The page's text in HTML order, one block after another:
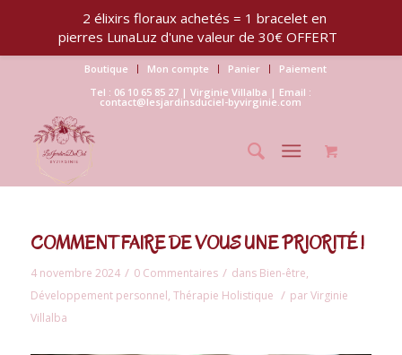
Boutique Mon compte Panier
Paiement
Tel : 06 10 65 85 27 | Virginie Villalba | Email :
contact@lesjardinsduciel-byvirginie.com
COMMENT FAIRE DE VOUS UNE PRIORITÉ !
4 novembre 2024 / 0 Commentaires / dans Bien-être,
Développement personnel, Thérapie Holistique / parVirginie
Villalba
2 élixirs floraux achetés = 1 bracelet en
pierres LunaLuz d'une valeur de 30€ OFFERT